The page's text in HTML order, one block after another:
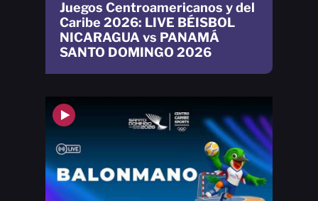
Juegos Centroamericanos y del
Caribe 2026: LIVE BÉISBOL
NICARAGUA vs PANAMÁ
SANTO DOMINGO 2026